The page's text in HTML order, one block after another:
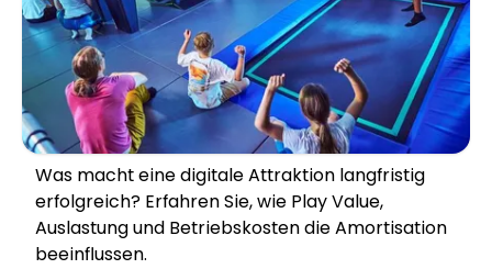
Was macht eine digitale Attraktion langfristig
erfolgreich? Erfahren Sie, wie Play Value,
Auslastung und Betriebskosten die Amortisation
beeinflussen.